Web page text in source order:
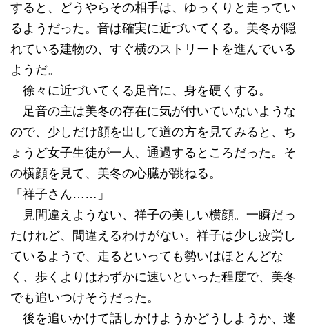
すると、どうやらその相手は、ゆっくりと走ってい
るようだった。音は確実に近づいてくる。美冬が隠
れている建物の、すぐ横のストリートを進んでいる
ようだ。
徐々に近づいてくる足音に、身を硬くする。
足音の主は美冬の存在に気が付いていないような
ので、少しだけ顔を出して道の方を見てみると、ち
ょうど女子生徒が一人、通過するところだった。そ
の横顔を見て、美冬の心臓が跳ねる。
「祥子さん……」
見間違えようない、祥子の美しい横顔。一瞬だっ
たけれど、間違えるわけがない。祥子は少し疲労し
ているようで、走るといっても勢いはほとんどな
く、歩くよりはわずかに速いといった程度で、美冬
でも追いつけそうだった。
後を追いかけて話しかけようかどうしようか、迷